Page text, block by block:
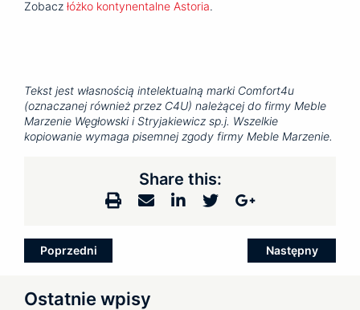
Zobacz łóżko kontynentalne Astoria.
Tekst jest własnością intelektualną marki Comfort4u
(oznaczanej również przez C4U) należącej do firmy Meble
Marzenie Węgłowski i Stryjakiewicz sp.j. Wszelkie
kopiowanie wymaga pisemnej zgody firmy Meble Marzenie.
Share this:
Zobacz
wpisy
Poprzedni Następny
Ostatnie wpisy